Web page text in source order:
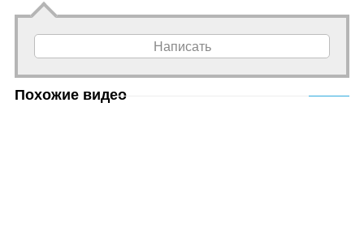
Написать
Похожие видео